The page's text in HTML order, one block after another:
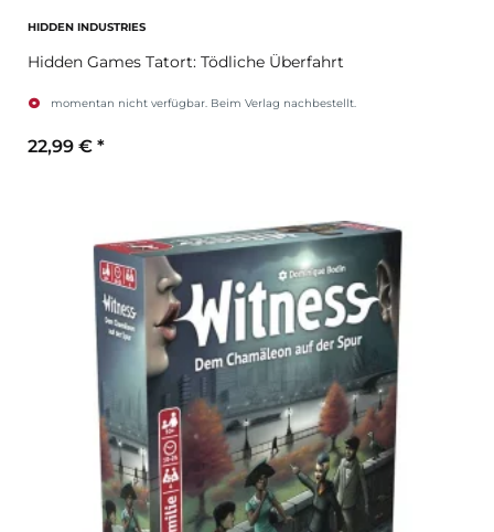
HIDDEN INDUSTRIES
Hidden Games Tatort: Tödliche Überfahrt
momentan nicht verfügbar. Beim Verlag nachbestellt.
22,99 € *
Zum Artikel